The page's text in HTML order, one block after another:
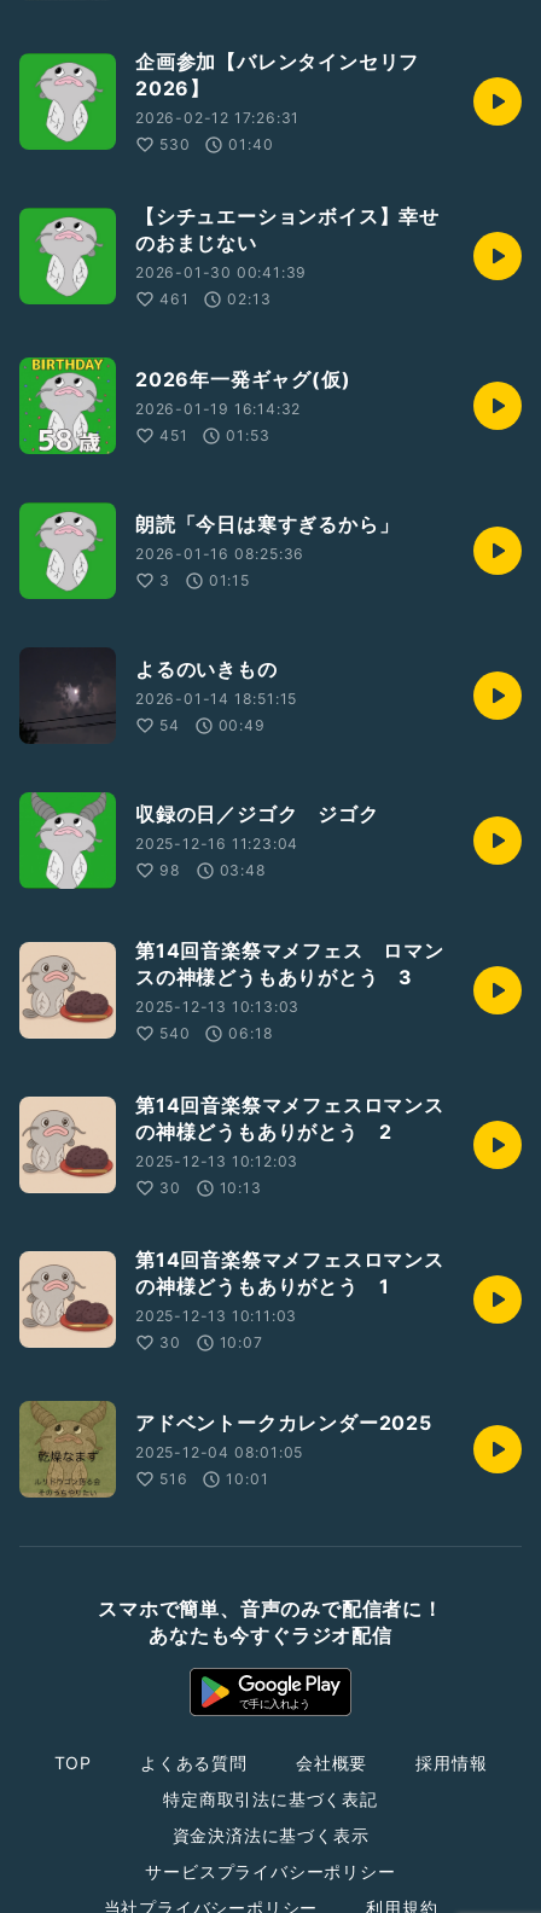
企画参加【バレンタインセリフ
2026】
2026-02-12 17:26:31
530
01:40
【シチュエーションボイス】幸せ
のおまじない
2026-01-30 00:41:39
461
02:13
2026年一発ギャグ(仮)
2026-01-19 16:14:32
451
01:53
朗読「今日は寒すぎるから」
2026-01-16 08:25:36
3
01:15
よるのいきもの
2026-01-14 18:51:15
54
00:49
収録の日／ジゴク ジゴク
2025-12-16 11:23:04
98
03:48
第14回音楽祭マメフェス ロマン
スの神様どうもありがとう 3
2025-12-13 10:13:03
540
06:18
第14回音楽祭マメフェスロマンス
の神様どうもありがとう 2
2025-12-13 10:12:03
30
10:13
第14回音楽祭マメフェスロマンス
の神様どうもありがとう 1
2025-12-13 10:11:03
30
10:07
アドベントークカレンダー2025
2025-12-04 08:01:05
516
10:01
スマホで簡単、音声のみで配信者に！
あなたも今すぐラジオ配信
TOP よくある質問 会社概要
採用情報
特定商取引法に基づく表記
資金決済法に基づく表示
サービスプライバシーポリシー
当社プライバシーポリシー
利用規約